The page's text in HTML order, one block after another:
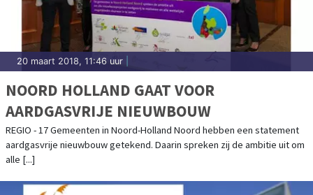
20 maart 2018, 11:46 uur
NOORD HOLLAND GAAT VOOR
AARDGASVRIJE NIEUWBOUW
REGIO - 17 Gemeenten in Noord-Holland Noord hebben een statement
aardgasvrije nieuwbouw getekend. Daarin spreken zij de ambitie uit om
alle [...]